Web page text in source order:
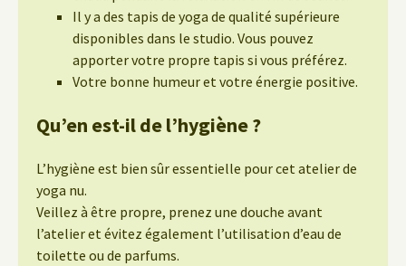
Il y a des tapis de yoga de qualité supérieure
disponibles dans le studio. Vous pouvez
apporter votre propre tapis si vous préférez.
Votre bonne humeur et votre énergie positive.
Qu’en est-il de l’hygiène ?
L’hygiène est bien sûr essentielle pour cet atelier de
yoga nu.
Veillez à être propre, prenez une douche avant
l’atelier et évitez également l’utilisation d’eau de
toilette ou de parfums.